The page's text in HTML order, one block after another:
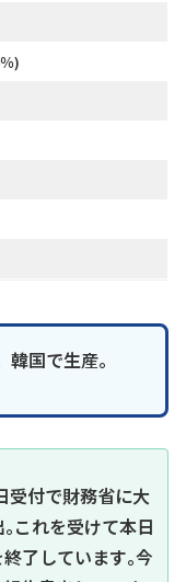
)
国で生産。
受付で財務省に大
これを受けて本日
了しています｡今